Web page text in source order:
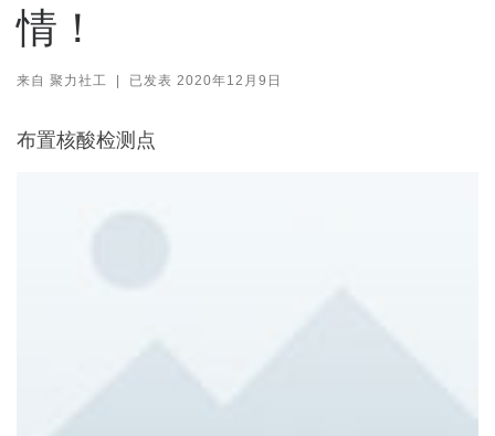
情！
来自 聚力社工 | 已发表 2020年12月9日
布置核酸检测点